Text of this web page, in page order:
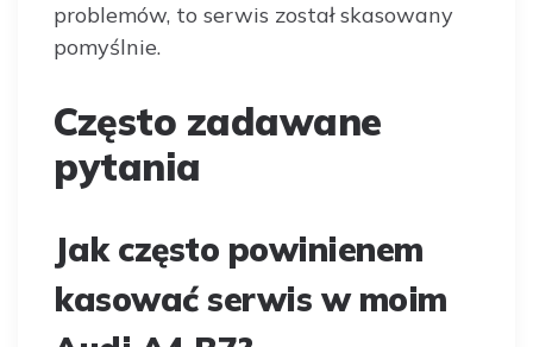
problemów, to serwis został skasowany
pomyślnie.
Często zadawane
pytania
Jak często powinienem
kasować serwis w moim